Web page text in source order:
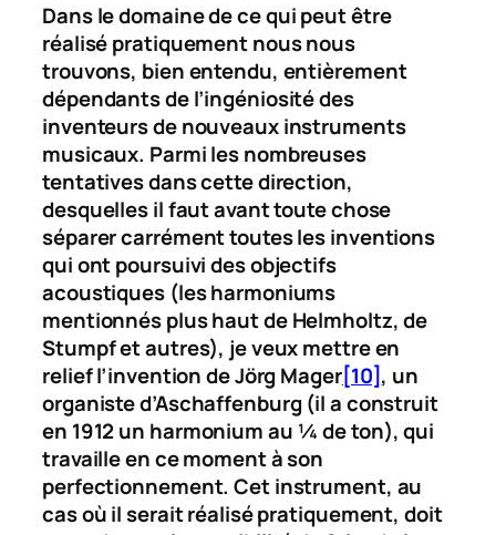
Dans le domaine de ce qui peut être
réalisé pratiquement nous nous
trouvons, bien entendu, entièrement
dépendants de l’ingéniosité des
inventeurs de nouveaux instruments
musicaux. Parmi les nombreuses
tentatives dans cette direction,
desquelles il faut avant toute chose
séparer carrément toutes les inventions
qui ont poursuivi des objectifs
acoustiques (les harmoniums
mentionnés plus haut de Helmholtz, de
Stumpf et autres), je veux mettre en
relief l’invention de Jörg Mager[10], un
organiste d’Aschaffenburg (il a construit
en 1912 un harmonium au ¼ de ton), qui
travaille en ce moment à son
perfectionnement. Cet instrument, au
cas où il serait réalisé pratiquement, doit